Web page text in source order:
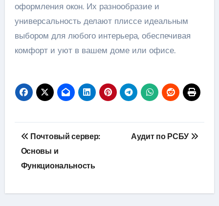
оформления окон. Их разнообразие и
универсальность делают плиссе идеальным
выбором для любого интерьера, обеспечивая
комфорт и уют в вашем доме или офисе.
Навигация
по
записям
Почтовый сервер:
Основы и
Функциональность
Аудит по РСБУ